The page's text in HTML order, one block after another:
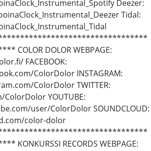
Deezer:
Tidal:
DOLOR WEBPAGE:
FACEBOOK:
ColorDolor INSTAGRAM:
ColorDolor TWITTER:
YOUTUBE:
user/ColorDolor SOUNDCLOUD:
color-dolor
RECORDS WEBPAGE: